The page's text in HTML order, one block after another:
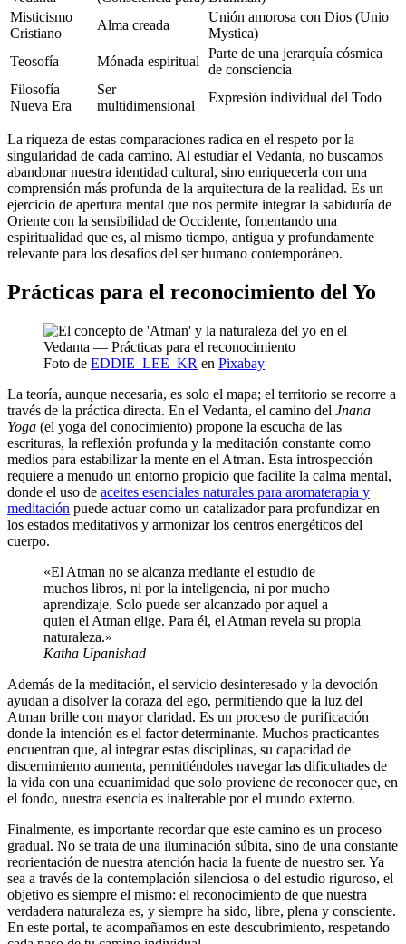
Misticismo
Cristiano
Alma creada
Unión amorosa con Dios (Unio
Mystica)
Teosofía
Mónada espiritual
Parte de una jerarquía cósmica
de consciencia
Filosofía
Nueva Era
Ser
multidimensional
Expresión individual del Todo
La riqueza de estas comparaciones radica en el respeto por la
singularidad de cada camino. Al estudiar el Vedanta, no buscamos
abandonar nuestra identidad cultural, sino enriquecerla con una
comprensión más profunda de la arquitectura de la realidad. Es un
ejercicio de apertura mental que nos permite integrar la sabiduría de
Oriente con la sensibilidad de Occidente, fomentando una
espiritualidad que es, al mismo tiempo, antigua y profundamente
relevante para los desafíos del ser humano contemporáneo.
Prácticas para el reconocimiento del Yo
Foto de EDDIE_LEE_KR en Pixabay
La teoría, aunque necesaria, es solo el mapa; el territorio se recorre a
través de la práctica directa. En el Vedanta, el camino del Jnana
Yoga (el yoga del conocimiento) propone la escucha de las
escrituras, la reflexión profunda y la meditación constante como
medios para estabilizar la mente en el Atman. Esta introspección
requiere a menudo un entorno propicio que facilite la calma mental,
donde el uso de aceites esenciales naturales para aromaterapia y
meditación puede actuar como un catalizador para profundizar en
los estados meditativos y armonizar los centros energéticos del
cuerpo.
«El Atman no se alcanza mediante el estudio de
muchos libros, ni por la inteligencia, ni por mucho
aprendizaje. Solo puede ser alcanzado por aquel a
quien el Atman elige. Para él, el Atman revela su propia
naturaleza.»
Katha Upanishad
Además de la meditación, el servicio desinteresado y la devoción
ayudan a disolver la coraza del ego, permitiendo que la luz del
Atman brille con mayor claridad. Es un proceso de purificación
donde la intención es el factor determinante. Muchos practicantes
encuentran que, al integrar estas disciplinas, su capacidad de
discernimiento aumenta, permitiéndoles navegar las dificultades de
la vida con una ecuanimidad que solo proviene de reconocer que, en
el fondo, nuestra esencia es inalterable por el mundo externo.
Finalmente, es importante recordar que este camino es un proceso
gradual. No se trata de una iluminación súbita, sino de una constante
reorientación de nuestra atención hacia la fuente de nuestro ser. Ya
sea a través de la contemplación silenciosa o del estudio riguroso, el
objetivo es siempre el mismo: el reconocimiento de que nuestra
verdadera naturaleza es, y siempre ha sido, libre, plena y consciente.
En este portal, te acompañamos en este descubrimiento, respetando